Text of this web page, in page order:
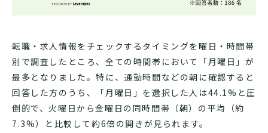
転職・求人情報をチェックするタイミングを曜日・時間帯
別で調査したところ、全ての時間帯において「月曜日」が
最多となりました。特に、通勤時間などの朝に確認すると
回答した方のうち、「月曜日」を選択した人は44.1%と圧
倒的で、火曜日から金曜日の同時間帯（朝）の平均（約
7.3%）と比較して約6倍の開きが見られます。